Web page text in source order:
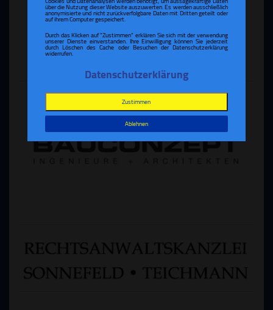
über die Nutzung dieser Website auszuwerten. Es werden ausschließlich
anonymisierte und nicht zurückverfolgbare Daten mit Dritten geteilt oder
auf ihrem Computer gespeichert.
Durch das Klicken auf "Zustimmen" erklären Sie sich mit der verwendung
unserer Dienste einverstanden. Ihre Einwilligung können Sie jederzeit
durch Löschen des Cache oder Besuchen der Datenschutzerklärung
widerrufen.
Datenschutzerklärung
Zustimmen
Ablehnen